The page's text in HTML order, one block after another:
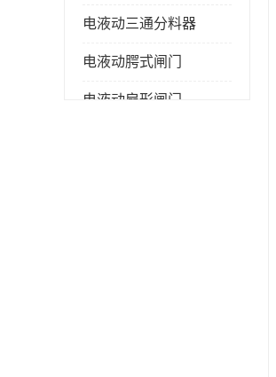
电液动三通分料器
电液动腭式闸门
电液动扇形闸门